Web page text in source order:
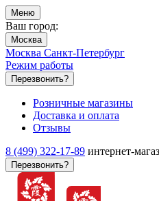
Меню
Ваш город:
Москва
Москва Санкт-Петербург
Режим работы
Перезвонить?
Розничные магазины
Доставка и оплата
Отзывы
8 (499) 322-17-89 интернет-
Перезвонить?